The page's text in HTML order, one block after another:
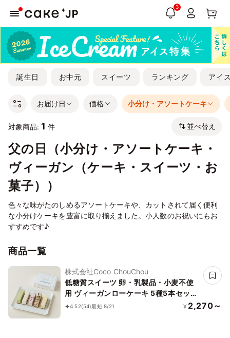
3
誕生日 お中元 スイーツ ランキング アイ
お届け日 価格 小分け・アソートケーキ
対象商品: 1 件 並べ替え
父の日（小分け・アソートケーキ・
ヴィーガン（ケーキ・スイーツ・お
菓子））
色々な味がたのしめるアソートケーキや、カットされて届く便利
な小分けケーキを豊富に取り揃えました。小人数のお祝いにもお
すすめです♪
商品一覧
株式会社Coco ChouChou
低糖質スイーツ 卵・乳製品・小麦不使
用 ヴィーガンローケーキ 5種5本セット
《ヴィーガンスイーツ》《ロースイー
4.52(54)最短 8/21 ¥ 2,270～